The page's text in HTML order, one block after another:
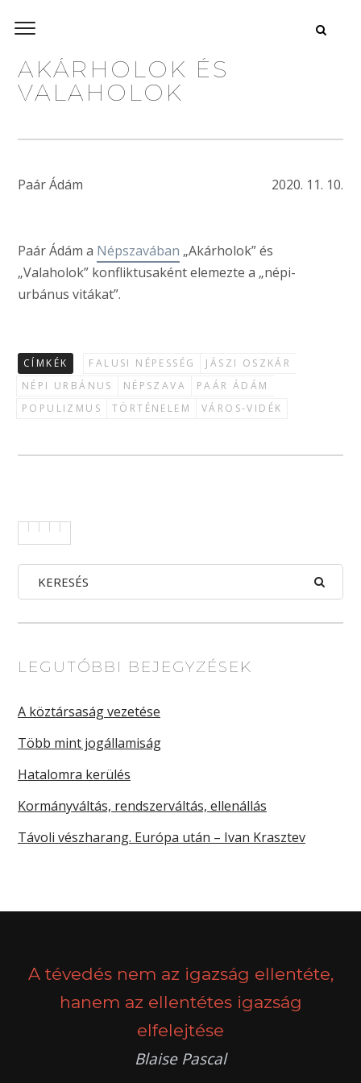
AKÁRHOLOK ÉS
VALAHOLOK
Paár Ádám 2020. 11. 10.
Paár Ádám a Népszavában „Akárholok” és
„Valaholok” konfliktusaként elemezte a „népi-
urbánus vitákat”.
CÍMKÉK FALUSI NÉPESSÉG
JÁSZI OSZKÁR
NÉPI URBÁNUS
NÉPSZAVA
PAÁR ÁDÁM
POPULIZMUS
TÖRTÉNELEM VÁROS-VIDÉK
LEGUTÓBBI BEJEGYZÉSEK
A köztársaság vezetése
Több mint jogállamiság
Hatalomra kerülés
Kormányváltás, rendszerváltás, ellenállás
Távoli vészharang. Európa után – Ivan Krasztev
A tévedés nem az igazság ellentéte,
hanem az ellentétes igazság
elfelejtése
Blaise Pascal